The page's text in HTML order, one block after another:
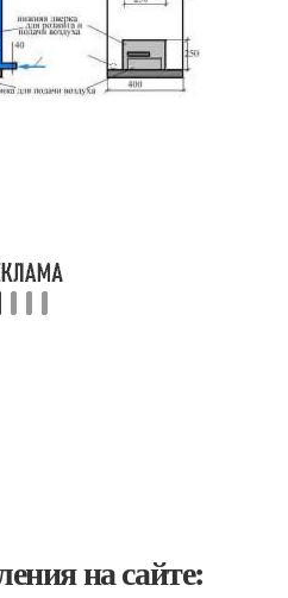
на сайте: